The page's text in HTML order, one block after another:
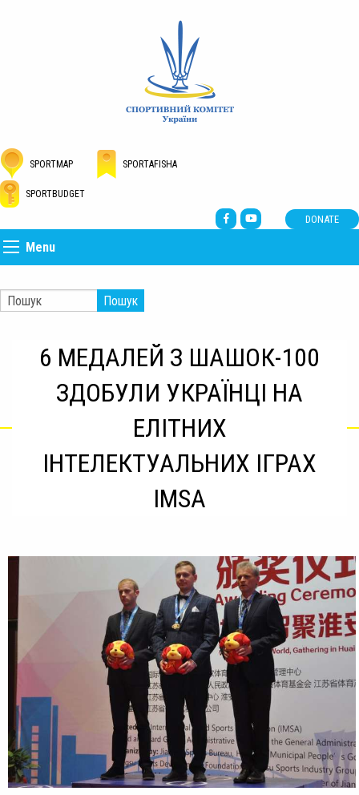
SPORTMAP SPORTAFISHA
SPORTBUDGET
DONATE
Menu
Пошук
6 МЕДАЛЕЙ З ШАШОК-100
ЗДОБУЛИ УКРАЇНЦІ НА
ЕЛІТНИХ
ІНТЕЛЕКТУАЛЬНИХ ІГРАХ
IMSA